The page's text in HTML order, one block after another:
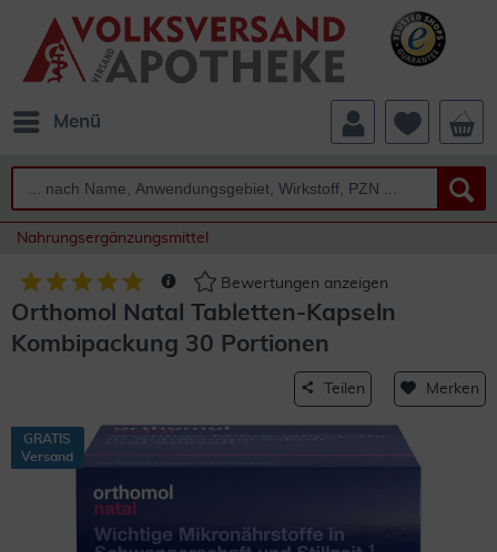
Menü
Nahrungsergänzungsmittel
Bewertungen anzeigen
Orthomol Natal Tabletten-Kapseln
Kombipackung 30 Portionen
Teilen Merken
GRATIS
Versand